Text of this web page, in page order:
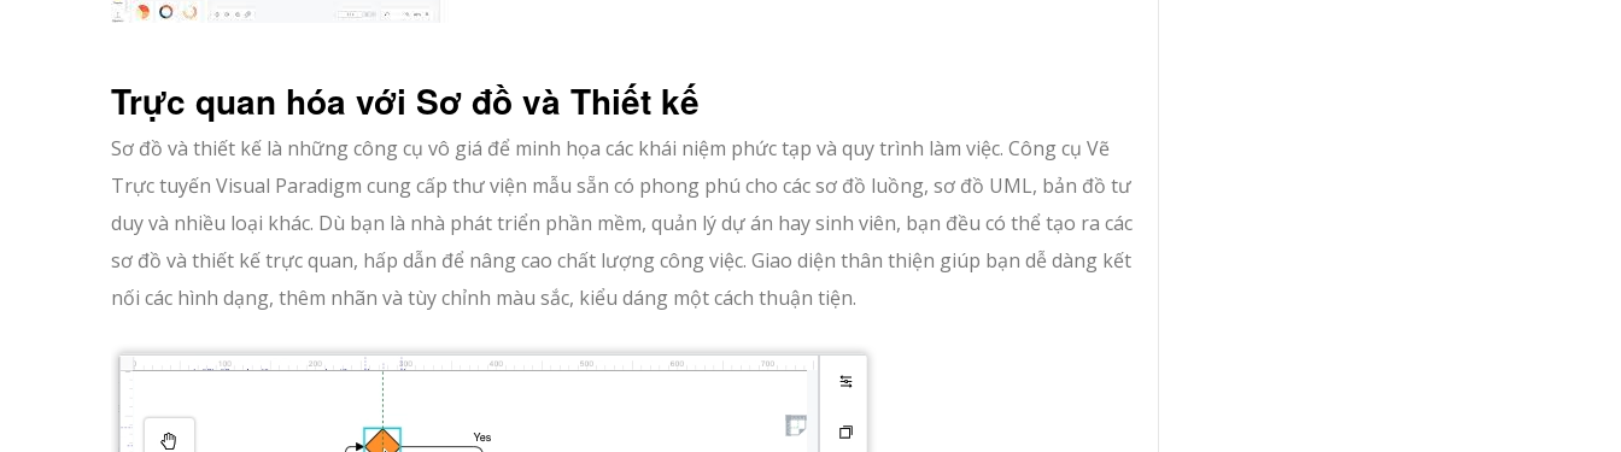
Trực quan hóa với Sơ đồ và Thiết kế
Sơ đồ và thiết kế là những công cụ vô giá để minh họa các khái niệm phức tạp và quy trình làm việc. Công cụ Vẽ
Trực tuyến Visual Paradigm cung cấp thư viện mẫu sẵn có phong phú cho các sơ đồ luồng, sơ đồ UML, bản đồ tư
duy và nhiều loại khác. Dù bạn là nhà phát triển phần mềm, quản lý dự án hay sinh viên, bạn đều có thể tạo ra các
sơ đồ và thiết kế trực quan, hấp dẫn để nâng cao chất lượng công việc. Giao diện thân thiện giúp bạn dễ dàng kết
nối các hình dạng, thêm nhãn và tùy chỉnh màu sắc, kiểu dáng một cách thuận tiện.